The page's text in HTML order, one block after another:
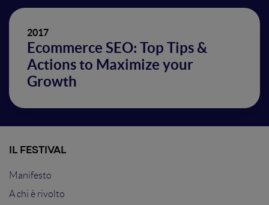
2017
Ecommerce SEO: Top Tips &
Actions to Maximize your
Growth
IL FESTIVAL
Manifesto
A chi è rivolto